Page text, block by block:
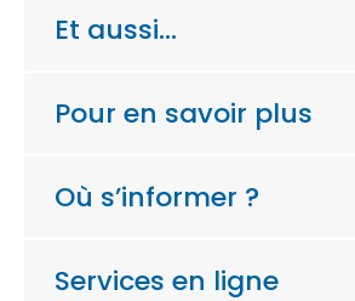
Et aussi…
Pour en savoir plus
Où s’informer ?
Services en ligne